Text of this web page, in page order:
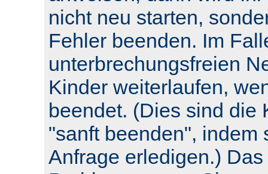
nicht neu starten,
Fehler beenden. Im
unterbrechungsfreien
Kinder weiterlaufen,
beendet. (Dies sind die
"sanft beenden", indem
Anfrage erledigen.)